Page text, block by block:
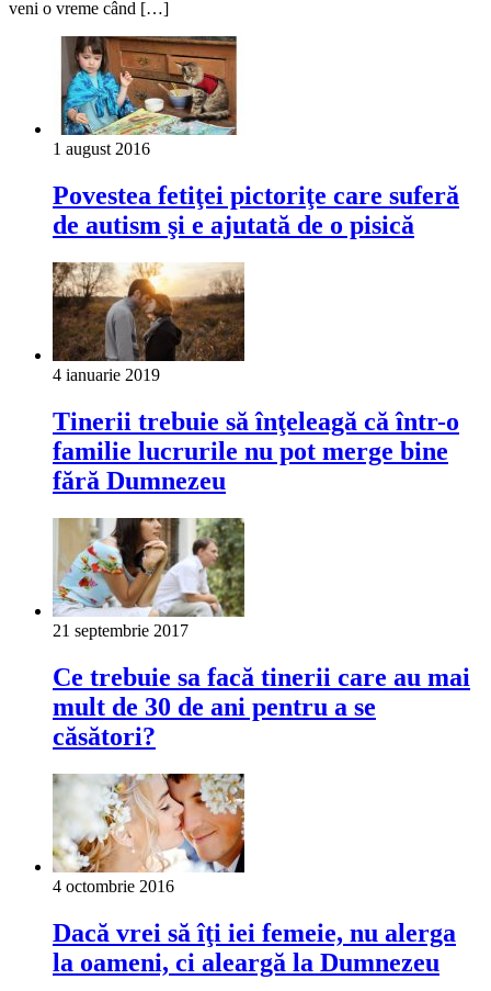
veni o vreme când […]
1 august 2016
Povestea fetiţei pictoriţe care suferă
de autism şi e ajutată de o pisică
4 ianuarie 2019
Tinerii trebuie să înţeleagă că într-o
familie lucrurile nu pot merge bine
fără Dumnezeu
21 septembrie 2017
Ce trebuie sa facă tinerii care au mai
mult de 30 de ani pentru a se
căsători?
4 octombrie 2016
Dacă vrei să îţi iei femeie, nu alerga
la oameni, ci aleargă la Dumnezeu